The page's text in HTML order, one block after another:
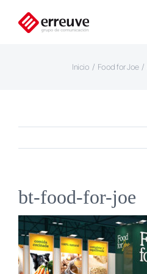
Saltar
Inicio Food for Joe
bt-food-for-joe